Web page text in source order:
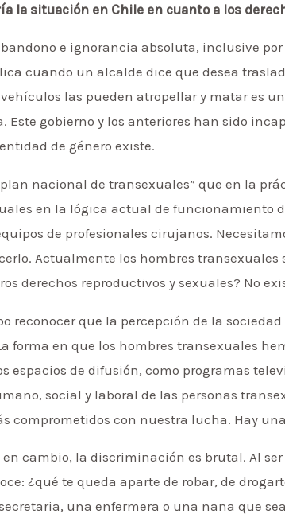
la situación en Chile en cuanto a los
e ignorancia absoluta, inclusive
cuando un alcalde dice que desea
las pueden atropellar y matar es
Este gobierno y los anteriores han sido
de género existe.
nacional de transexuales” que en la
en la lógica actual de funcionamiento
de profesionales cirujanos.
Actualmente los hombres
derechos reproductivos y sexuales? No
reconocer que la percepción de la
forma en que los hombres transexuales
espacios de difusión, como programas
social y laboral de las personas
comprometidos con nuestra lucha. Hay
en cambio, la discriminación es brutal. Al
¿qué te queda aparte de robar, de
una enfermera o una nana que